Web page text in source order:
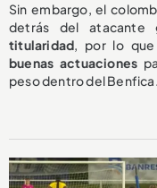
Sin embargo, el
detrás del
titularidad, por lo que
buenas actuaciones
peso dentro del Benfica.